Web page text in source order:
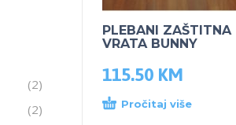
(2)
(2)
PLEBANI ZAŠTITNA
VRATA BUNNY
115.50 KM
Pročitaj više